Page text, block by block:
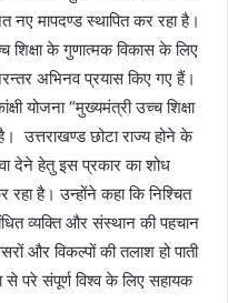
नए मापदण्ड स्थापित कर रहा है।
शिक्षा के गुणात्मक विकास के लिए
अभिनव प्रयास किए गए हैं।
योजना “मुख्यमंत्री उच्च शिक्षा
उत्तराखण्ड छोटा राज्य होने के
देने हेतु इस प्रकार का शोध
रहा है। उन्होंने कहा कि निश्चित
व्यक्ति और संस्थान की पहचान
और विकल्पों की तलाश हो पाती
से परे संपूर्ण विश्व के लिए सहायक